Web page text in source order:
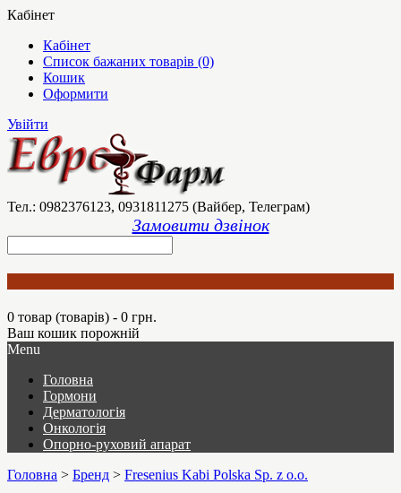
Кабінет
Кабінет
Список бажаних товарів (0)
Кошик
Оформити
Увійти
Тел.: 0982376123, 0931811275 (Вайбер, Телеграм)
Замовити дзвінок
0 товар (товарів) - 0 грн.
Ваш кошик порожній
Menu
Головна
Гормони
Дерматологія
Онкологія
Опорно-руховий апарат
Головна > Бренд > Fresenius Kabi Polska Sp. z o.o.